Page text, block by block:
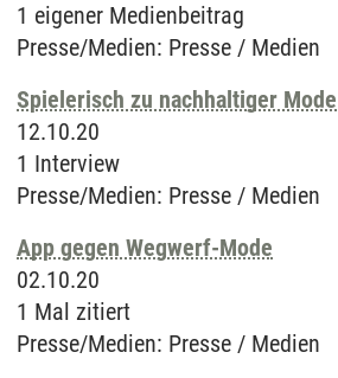
1 eigener Medienbeitrag
Presse/Medien: Presse / Medien
Spielerisch zu nachhaltiger Mode
12.10.20
1 Interview
Presse/Medien: Presse / Medien
App gegen Wegwerf-Mode
02.10.20
1 Mal zitiert
Presse/Medien: Presse / Medien